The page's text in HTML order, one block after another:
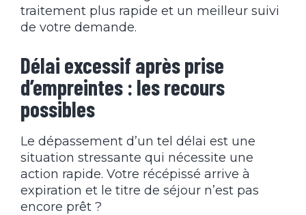
traitement plus rapide et un meilleur suivi
de votre demande.
Délai excessif après prise
d’empreintes : les recours
possibles
Le dépassement d’un tel délai est une
situation stressante qui nécessite une
action rapide. Votre récépissé arrive à
expiration et le titre de séjour n’est pas
encore prêt ?